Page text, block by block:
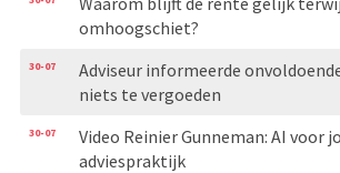
omhoogschiet?
30-07
Adviseur informeerde
niets te vergoeden
30-07
Video Reinier Gunneman: AI voor
adviespraktijk